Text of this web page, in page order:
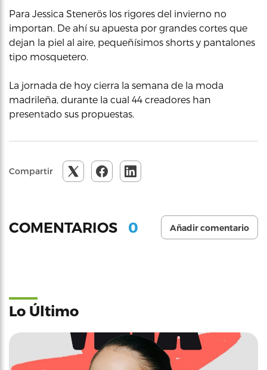
Para Jessica Stenerös los rigores del invierno no
importan. De ahí su apuesta por grandes cortes que
dejan la piel al aire, pequeñísimos shorts y pantalones
tipo mosquetero.
La jornada de hoy cierra la semana de la moda
madrileña, durante la cual 44 creadores han
presentado sus propuestas.
Compartir
COMENTARIOS 0 Añadir comentario
Lo Último